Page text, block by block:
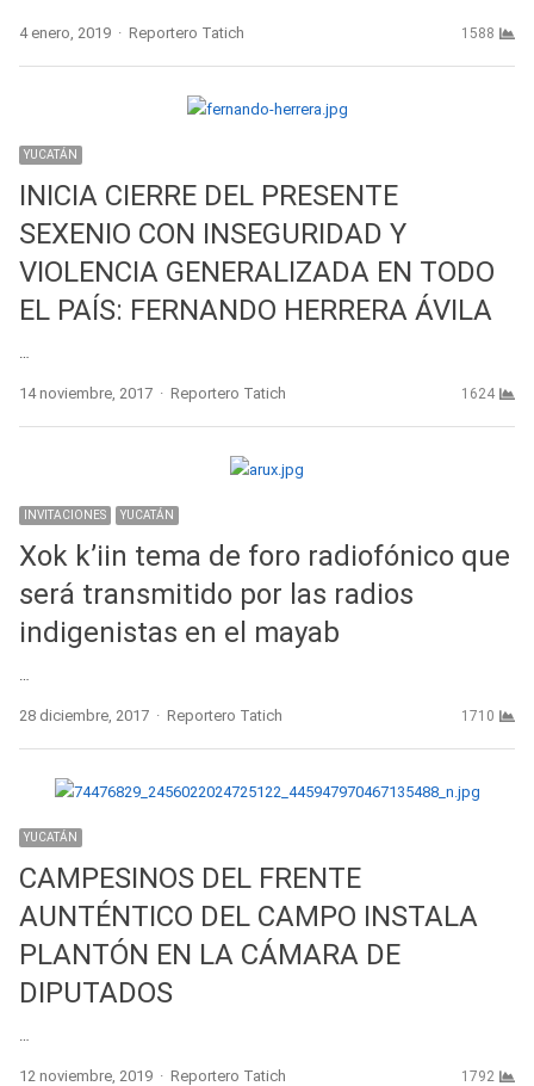
4 enero, 2019 Author
Reportero Tatich 1588
YUCATÁN
INICIA CIERRE DEL PRESENTE
SEXENIO CON INSEGURIDAD Y
VIOLENCIA GENERALIZADA EN TODO
EL PAÍS: FERNANDO HERRERA ÁVILA
…
14 noviembre, 2017 Author
Reportero Tatich 1624
INVITACIONES YUCATÁN
Xok k’iin tema de foro radiofónico que
será transmitido por las radios
indigenistas en el mayab
…
28 diciembre, 2017 Author
Reportero Tatich 1710
YUCATÁN
CAMPESINOS DEL FRENTE
AUNTÉNTICO DEL CAMPO INSTALA
PLANTÓN EN LA CÁMARA DE
DIPUTADOS
12 noviembre, 2019 Author
Reportero Tatich 1792